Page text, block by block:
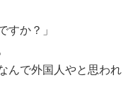
すか？」
んで外国人やと思われ